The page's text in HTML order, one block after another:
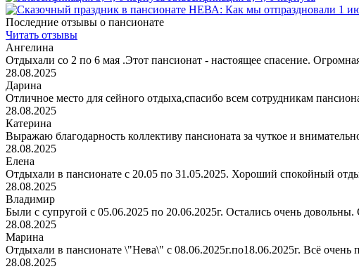
Последние отзывы о пансионате
Читать отзывы
Ангелина
Отдыхали со 2 по 6 мая .Этот пансионат - настоящее спасение.
28.08.2025
Дарина
Отличное место для сейного отдыха,спасибо всем сотрудникам
28.08.2025
Катерина
Выражаю благодарность коллективу пансионата за чуткое и
28.08.2025
Елена
Отдыхали в пансионате с 20.05 по 31.05.2025. Хороший спокойный
28.08.2025
Владимир
Были с супругой с 05.06.2025 по 20.06.2025г. Остались очень
28.08.2025
Марина
Отдыхали в пансионате \"Нева\" с 08.06.2025г.по18.06.2025г. Всё
28.08.2025